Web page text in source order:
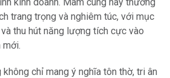
trang trọng và nghiêm túc, với mục
thu hút năng lượng tích cực vào
mới.
chỉ mang ý nghĩa tôn thờ, tri ân